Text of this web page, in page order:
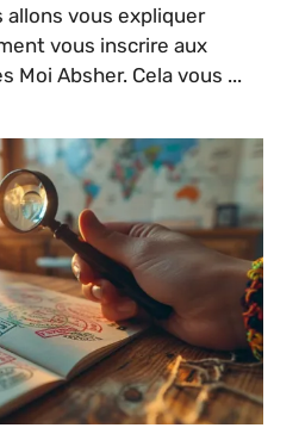
allons vous expliquer
vous inscrire aux
Moi Absher. Cela vous ...